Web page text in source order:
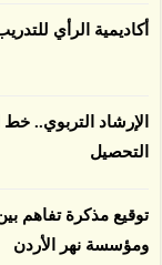
المعتمدة المستدامة
أكاديمية الرأي
الإرشاد التربوي..
التحصيل
توقيع مذكرة تفاهم
ومؤسسة نهر الأردن